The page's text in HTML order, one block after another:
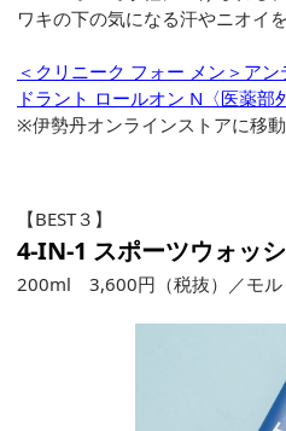
ワキの下の気になる汗やニオイ
＜クリニーク フォー メン＞ア
ドラント ロールオン N〈医薬
※伊勢丹オンラインストアに移
【BEST３】
4-IN-1 スポーツウォッ
200ml 3,600円（税抜）／モル